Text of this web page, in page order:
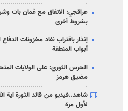
عراقجي: الاتفاق مع عُمان بات
بشروط أخرى
إنذار باقتراب نفاد مخزونات
أبواب المنطقة
الحرس الثوري: على الولايات
مضيق هرمز
شاهد..فيديو من قائد الثورة آية
لأول مرة